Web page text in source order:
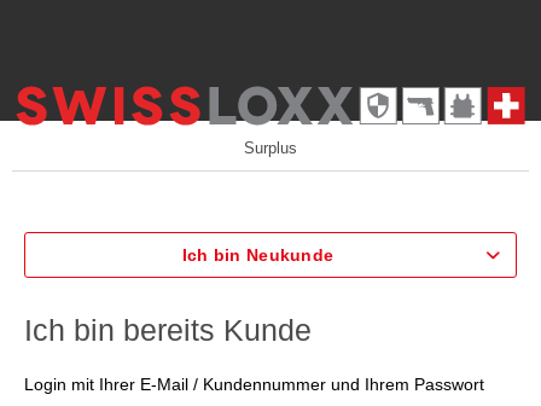
Surplus
Ich bin Neukunde
Ich bin bereits Kunde
Login mit Ihrer E-Mail / Kundennummer und Ihrem Passwort